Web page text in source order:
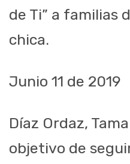
de Ti” a familias
chica.
Junio 11 de 2019
Díaz Ordaz,
objetivo de